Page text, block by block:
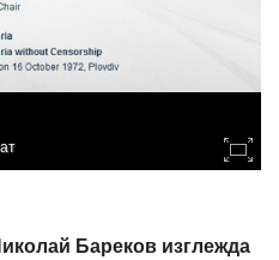
Бареков изглежда